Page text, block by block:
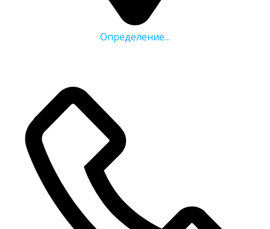
Определение...